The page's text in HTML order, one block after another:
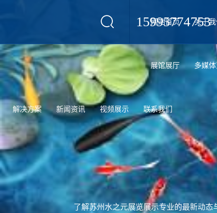
15995774753
网站首页 关于
展馆展厅 多媒
解决方案 新闻资讯 视频展示 联系我们
了解苏州水之元展览展示专业的最新动